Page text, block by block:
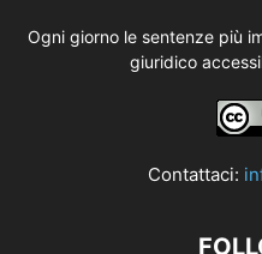
Ogni giorno le sentenze più
giuridico
Contattaci: